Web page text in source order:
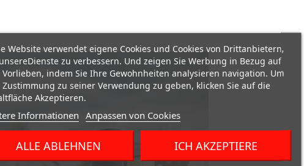
Website verwendet eigene Cookies und Cookies von Drittanbietern,
zu verbessern. Und zeigen Sie Werbung in Bezug auf
indem Sie Ihre Gewohnheiten analysieren navigation. Um
zu seiner Verwendung zu geben, klicken Sie auf die
Akzeptieren.
Informationen Anpassen von Cookies
ALLE ABLEHNEN ICH AKZEPTIERE